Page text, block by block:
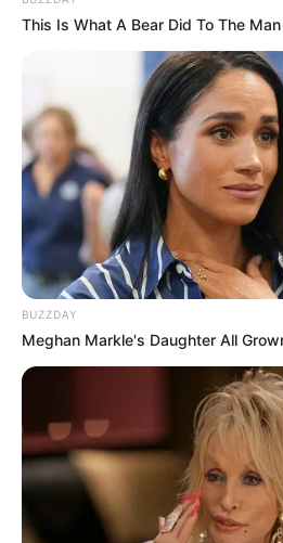
This Is What A Bear Did To The
BUZZDAY
Meghan Markle's Daughter All